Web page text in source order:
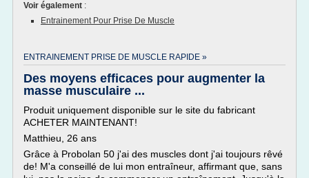
Voir également :
Entrainement Pour Prise De Muscle
ENTRAINEMENT PRISE DE MUSCLE RAPIDE »
Des moyens efficaces pour augmenter la
masse musculaire ...
Produit uniquement disponible sur le site du fabricant
ACHETER MAINTENANT!
Matthieu, 26 ans
Grâce à Probolan 50 j'ai des muscles dont j'ai toujours rêvé
de! M'a conseillé de lui mon entraîneur, affirmant que, sans